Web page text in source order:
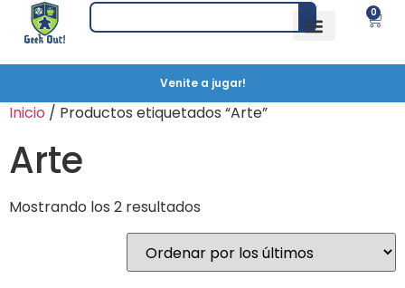
0
Venite a jugar!
Inicio / Productos etiquetados “Arte”
Arte
Mostrando los 2 resultados